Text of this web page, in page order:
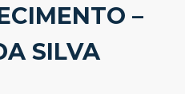
–
SILVA